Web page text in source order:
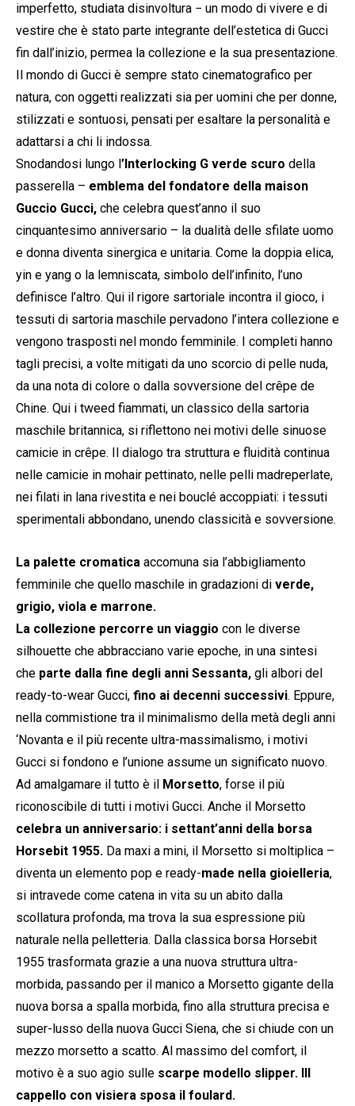
imperfetto, studiata disinvoltura − un modo di vivere e di
vestire che è stato parte integrante dell’estetica di Gucci
fin dall’inizio, permea la collezione e la sua presentazione.
Il mondo di Gucci è sempre stato cinematografico per
natura, con oggetti realizzati sia per uomini che per donne,
stilizzati e sontuosi, pensati per esaltare la personalità e
adattarsi a chi li indossa.
Snodandosi lungo l ’Interlocking G verde scuro della
passerella – emblema del fondatore della maison
Guccio Gucci, che celebra quest’anno il suo
cinquantesimo anniversario – la dualità delle sfilate uomo
e donna diventa sinergica e unitaria. Come la doppia elica,
yin e yang o la lemniscata, simbolo dell’infinito, l’uno
definisce l’altro. Qui il rigore sartoriale incontra il gioco, i
tessuti di sartoria maschile pervadono l’intera collezione e
vengono trasposti nel mondo femminile. I completi hanno
tagli precisi, a volte mitigati da uno scorcio di pelle nuda,
da una nota di colore o dalla sovversione del crêpe de
Chine. Qui i tweed fiammati, un classico della sartoria
maschile britannica, si riflettono nei motivi delle sinuose
camicie in crêpe. Il dialogo tra struttura e fluidità continua
nelle camicie in mohair pettinato, nelle pelli madreperlate,
nei filati in lana rivestita e nei bouclé accoppiati: i tessuti
sperimentali abbondano, unendo classicità e sovversione.
La palette cromatica accomuna sia l’abbigliamento
femminile che quello maschile in gradazioni di verde,
grigio, viola e marrone.
La collezione percorre un viaggio con le diverse
silhouette che abbracciano varie epoche, in una sintesi
che parte dalla fine degli anni Sessanta, gli albori del
ready-to-wear Gucci, fino ai decenni successivi. Eppure,
nella commistione tra il minimalismo della metà degli anni
‘Novanta e il più recente ultra-massimalismo, i motivi
Gucci si fondono e l’unione assume un significato nuovo.
Ad amalgamare il tutto è il Morsetto, forse il più
riconoscibile di tutti i motivi Gucci. Anche il Morsetto
celebra un anniversario: i settant’anni della borsa
Horsebit 1955. Da maxi a mini, il Morsetto si moltiplica –
diventa un elemento pop e ready-made nella gioielleria,
si intravede come catena in vita su un abito dalla
scollatura profonda, ma trova la sua espressione più
naturale nella pelletteria. Dalla classica borsa Horsebit
1955 trasformata grazie a una nuova struttura ultra-
morbida, passando per il manico a Morsetto gigante della
nuova borsa a spalla morbida, fino alla struttura precisa e
super-lusso della nuova Gucci Siena, che si chiude con un
mezzo morsetto a scatto. Al massimo del comfort, il
motivo è a suo agio sulle scarpe modello slipper. Ill
cappello con visiera sposa il foulard.